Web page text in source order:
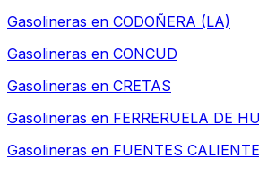
Gasolineras en CODOÑERA (LA)
Gasolineras en CONCUD
Gasolineras en CRETAS
Gasolineras en FERRERUELA DE
Gasolineras en FUENTES